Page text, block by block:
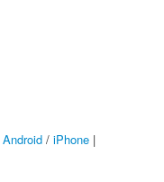
Android / iPhone |